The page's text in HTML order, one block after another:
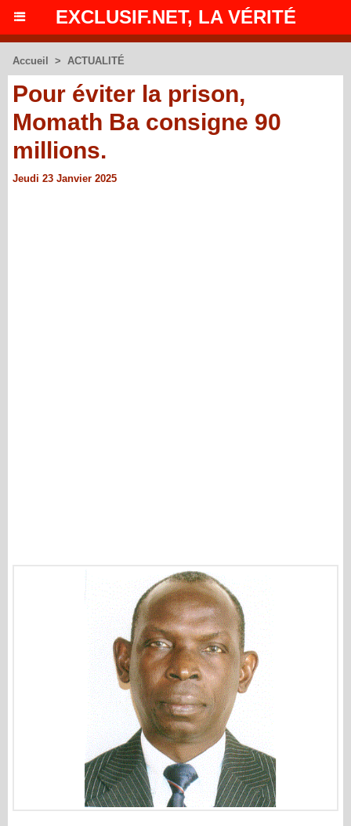
EXCLUSIF.NET, LA VÉRITÉ
Accueil > ACTUALITÉ
Pour éviter la prison,
Momath Ba consigne 90
millions.
Jeudi 23 Janvier 2025